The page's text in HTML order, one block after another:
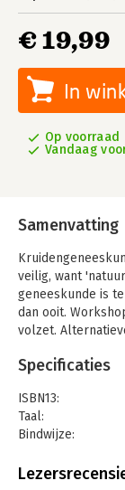
€ 19,99
In
Op voorraad
Vandaag
Samenvatting
veilig, want
geneeskunde is
dan ooit.
volzet.
poeders,
Maar werkt deze
fytotherapie wel?
ronduit gevaarlijk
Specificaties
ISBN13:
Taal:
Bindwijze:
Uitgever: